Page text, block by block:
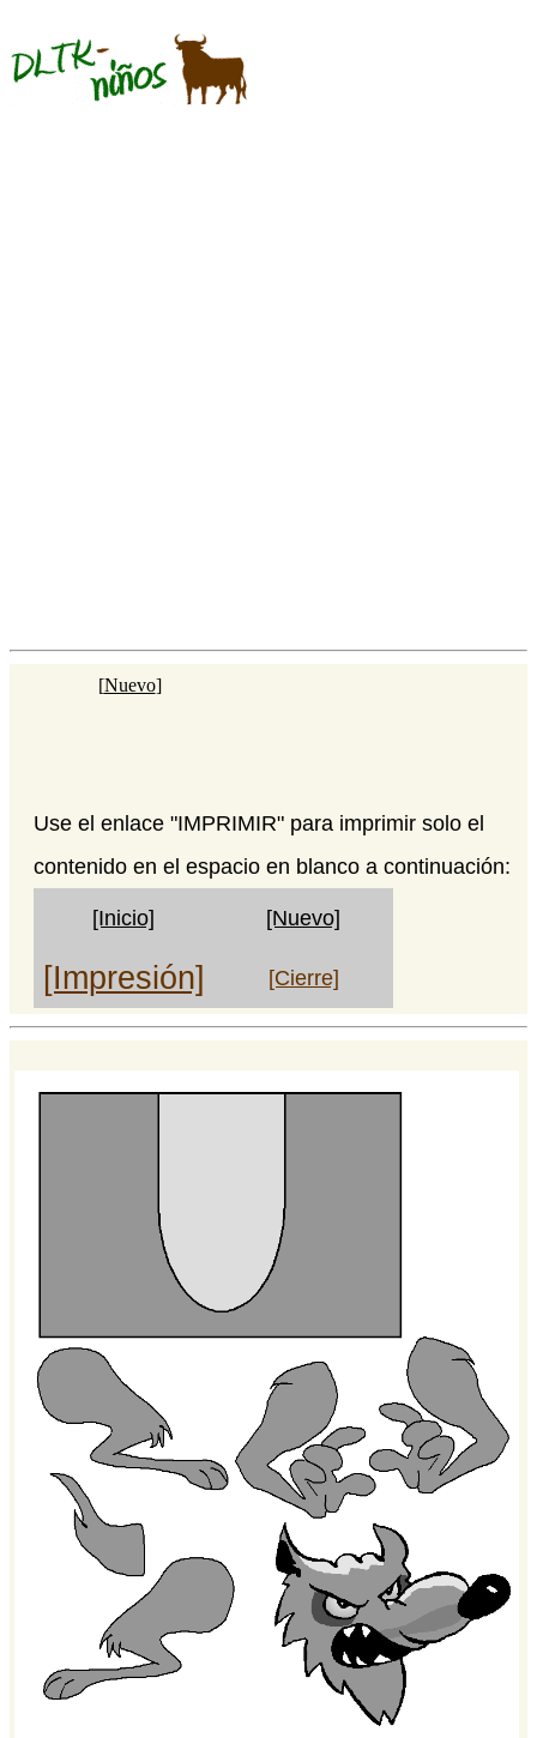
[Nuevo]
Use el enlace "IMPRIMIR" para imprimir solo el
contenido en el espacio en blanco a continuación:
[Inicio] [Nuevo]
[Impresión] [Cierre]